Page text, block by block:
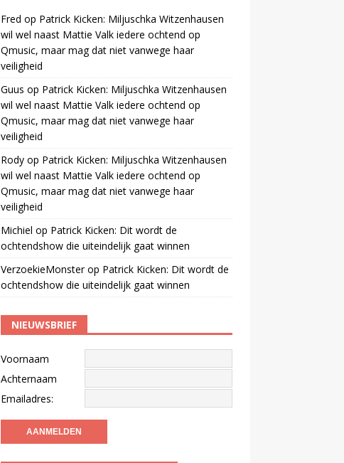
Fred op Patrick Kicken: Miljuschka Witzenhausen
wil wel naast Mattie Valk iedere ochtend op
Qmusic, maar mag dat niet vanwege haar
veiligheid
Guus op Patrick Kicken: Miljuschka Witzenhausen
wil wel naast Mattie Valk iedere ochtend op
Qmusic, maar mag dat niet vanwege haar
veiligheid
Rodyop Patrick Kicken: Miljuschka Witzenhausen
wil wel naast Mattie Valk iedere ochtend op
Qmusic, maar mag dat niet vanwege haar
veiligheid
Michiel op Patrick Kicken: Dit wordt de
ochtendshow die uiteindelijk gaat winnen
VerzoekieMonsterop Patrick Kicken: Dit wordt de
ochtendshow die uiteindelijk gaat winnen
NIEUWSBRIEF
Voornaam
Achternaam
Emailadres: